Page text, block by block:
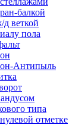
балкой
веткой
пола
Антипыль
типа
отметке